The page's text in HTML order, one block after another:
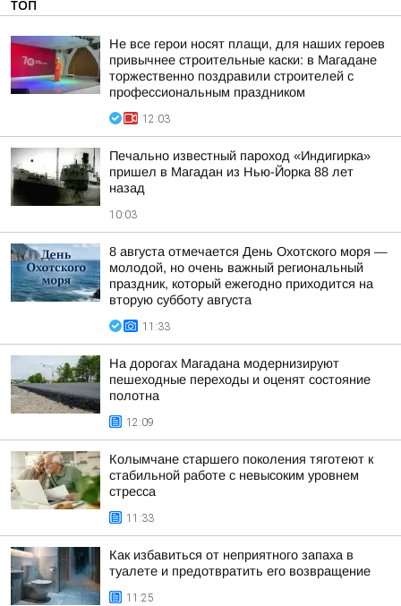
ТОП
Не все герои носят плащи, для наших героев
привычнее строительные каски: в Магадане
торжественно поздравили строителей с
профессиональным праздником
12:03
Печально известный пароход «Индигирка»
пришел в Магадан из Нью-Йорка 88 лет
назад
10:03
8 августа отмечается День Охотского моря —
молодой, но очень важный региональный
праздник, который ежегодно приходится на
вторую субботу августа
11:33
На дорогах Магадана модернизируют
пешеходные переходы и оценят состояние
полотна
12:09
Колымчане старшего поколения тяготеют к
стабильной работе с невысоким уровнем
стресса
11:33
Как избавиться от неприятного запаха в
туалете и предотвратить его возвращение
11:25